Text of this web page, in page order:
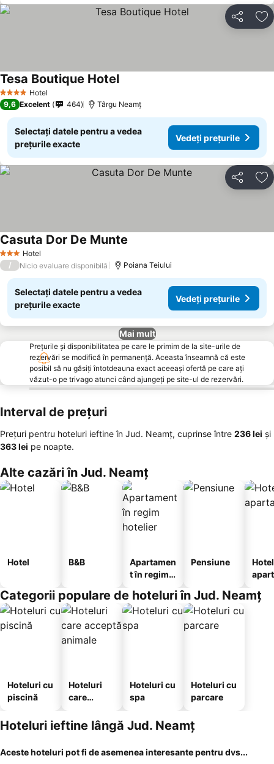
Distribuiți
4 Stele Hotel
Tesa Boutique Hotel
9,6 Excelent 464 Târgu Neamţ
Selectați datele pentru a vedea
prețurile exacte
Vedeți prețurile
Distribuiți
3 SteleHotel
Casuta Dor De Munte
/ Nicio evaluare disponibilă Poiana Teiului
Selectați datele pentru a vedea
prețurile exacte
Vedeți prețurile
Mai mult
Prețurile și disponibilitatea pe care le primim de la site-urile de
rezervări se modifică în permanență. Aceasta înseamnă că este
posibil să nu găsiți întotdeauna exact aceeași ofertă pe care ați
văzut-o pe trivago atunci când ajungeți pe site-ul de rezervări.
Interval de prețuri
Prețuri pentru hoteluri ieftine în Jud. Neamț, cuprinse între ‎236 lei și
‎363 lei pe noapte.
Alte cazări în Jud. Neamț
Hotel B&B
Apartamen
t în regim
Pensiune
Categorii populare de hoteluri în Jud. Neamț
Hoteluri cu
piscină
Hoteluri
care
animale
Hoteluri cu
spa
Hoteluri cu
parcare
Hoteluri ieftine lângă Jud. Neamț
Aceste hoteluri pot fi de asemenea interesante pentru dvs...